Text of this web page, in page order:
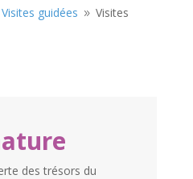
Visites guidées 9 Visites
des trésors du